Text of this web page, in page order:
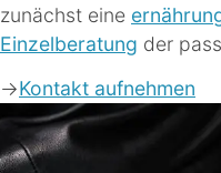
zunächst eine
Einzelberatung der
->Kontakt aufnehmen